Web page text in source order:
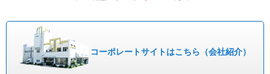
コーポレートサイトはこちら （会社紹介）